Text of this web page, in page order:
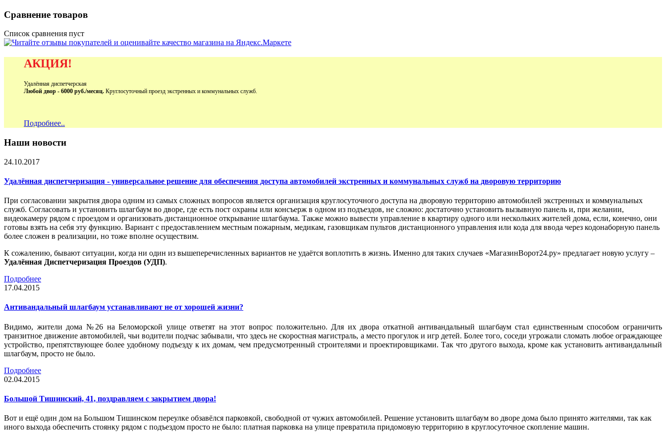
Сравнение товаров
Список сравнения пуст
АКЦИЯ!
Удалённая диспетчерская
Любой двор - 6000 руб./месяц. Круглосуточный проезд экстренных и коммунальных служб.
Подробнее..
Наши новости
24.10.2017
Удалённая диспетчеризация - универсальное решение для обеспечения доступа автомобилей экстренных и коммунальных служб на дворовую территорию
При согласовании закрытия двора одним из самых сложных вопросов является организация круглосуточного доступа на дворовую территорию автомобилей экстренных и коммунальных
служб. Согласовать и установить шлагбаум во дворе, где есть пост охраны или консъерж в одном из подъездов, не сложно: достаточно установить вызывную панель и, при желании,
видеокамеру рядом с проездом и организовать дистанционное открывание шлагбаума. Также можно вывести управление в квартиру одного или нескольких жителей дома, если, конечно, они
готовы взять на себя эту функцию. Вариант с предоставлением местным пожарным, медикам, газовщикам пультов дистанционного управления или кода для ввода через кодонаборную панель
более сложен в реализации, но тоже вполне осуществим.
К сожалению, бывают ситуации, когда ни один из вышеперечисленных вариантов не удаётся воплотить в жизнь. Именно для таких случаев «МагазинВорот24.ру» предлагает новую услугу –
Удалённая Диспетчеризация Проездов (УДП).
Подробнее
17.04.2015
Антивандальный шлагбаум устанавливают не от хорошей жизни?
Видимо, жители дома №26 на Беломорской улице ответят на этот вопрос положительно. Для их двора откатной антивандальный шлагбаум стал единственным способом ограничить
транзитное движение автомобилей, чьи водители подчас забывали, что здесь не скоростная магистраль, а место прогулок и игр детей. Более того, соседи угрожали сломать любое ограждающее
устройство, препятствующее более удобному подъезду к их домам, чем предусмотренный строителями и проектировщиками. Так что другого выхода, кроме как установить антивандальный
шлагбаум, просто не было.
Подробнее
02.04.2015
Большой Тишинский, 41, поздравляем с закрытием двора!
Вот и ещё один дом на Большом Тишинском переулке обзавёлся парковкой, свободной от чужих автомобилей. Решение установить шлагбаум во дворе дома было принято жителями, так как
иного выхода обеспечить стоянку рядом с подъездом просто не было: платная парковка на улице превратила придомовую территорию в круглосуточное скопление машин.